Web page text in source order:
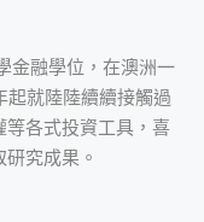
金融學位，在澳洲一
起就陸陸續續接觸過
等各式投資工具，喜
究成果。